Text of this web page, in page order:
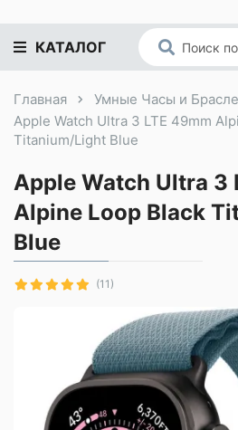
КАТАЛОГ
Главная
Умные Часы и
Apple Watch Ultra 3 LTE 49mm
Titanium/Light Blue
Apple Watch Ultra 3
Alpine Loop Black
Blue
(11)